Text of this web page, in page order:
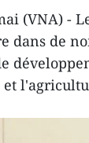
(VNA) -
dans de